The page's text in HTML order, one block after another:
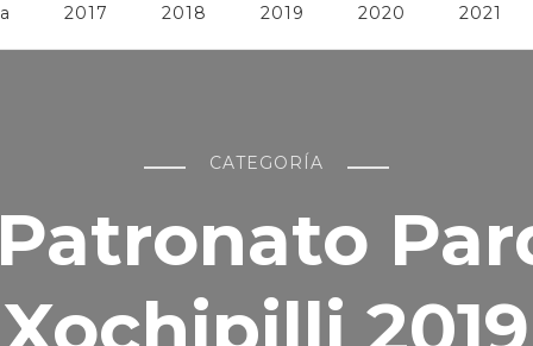
2017 2018 2019 2020 2021
CATEGORÍA
Xochipilli 2019